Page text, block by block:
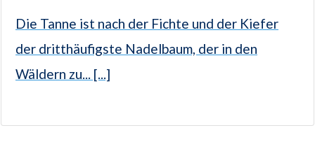
Die Tanne ist nach der Fichte und der Kiefer
der dritthäufigste Nadelbaum, der in den
Wäldern zu... [...]